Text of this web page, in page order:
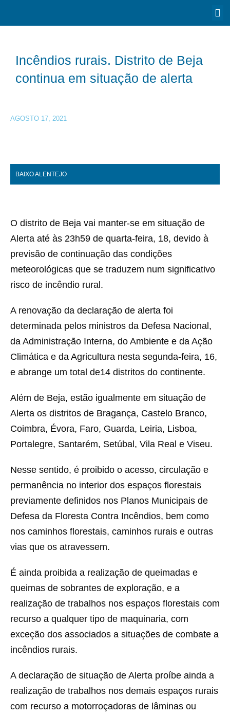
Incêndios rurais. Distrito de Beja
continua em situação de alerta
AGOSTO 17, 2021
BAIXO ALENTEJO
O distrito de Beja vai manter-se em situação de
Alerta até às 23h59 de quarta-feira, 18, devido à
previsão de continuação das condições
meteorológicas que se traduzem num significativo
risco de incêndio rural.
A renovação da declaração de alerta foi
determinada pelos ministros da Defesa Nacional,
da Administração Interna, do Ambiente e da Ação
Climática e da Agricultura nesta segunda-feira, 16,
e abrange um total de14 distritos do continente.
Além de Beja, estão igualmente em situação de
Alerta os distritos de Bragança, Castelo Branco,
Coimbra, Évora, Faro, Guarda, Leiria, Lisboa,
Portalegre, Santarém, Setúbal, Vila Real e Viseu.
Nesse sentido, é proibido o acesso, circulação e
permanência no interior dos espaços florestais
previamente definidos nos Planos Municipais de
Defesa da Floresta Contra Incêndios, bem como
nos caminhos florestais, caminhos rurais e outras
vias que os atravessem.
É ainda proibida a realização de queimadas e
queimas de sobrantes de exploração, e a
realização de trabalhos nos espaços florestais com
recurso a qualquer tipo de maquinaria, com
exceção dos associados a situações de combate a
incêndios rurais.
A declaração de situação de Alerta proíbe ainda a
realização de trabalhos nos demais espaços rurais
com recurso a motorroçadoras de lâminas ou